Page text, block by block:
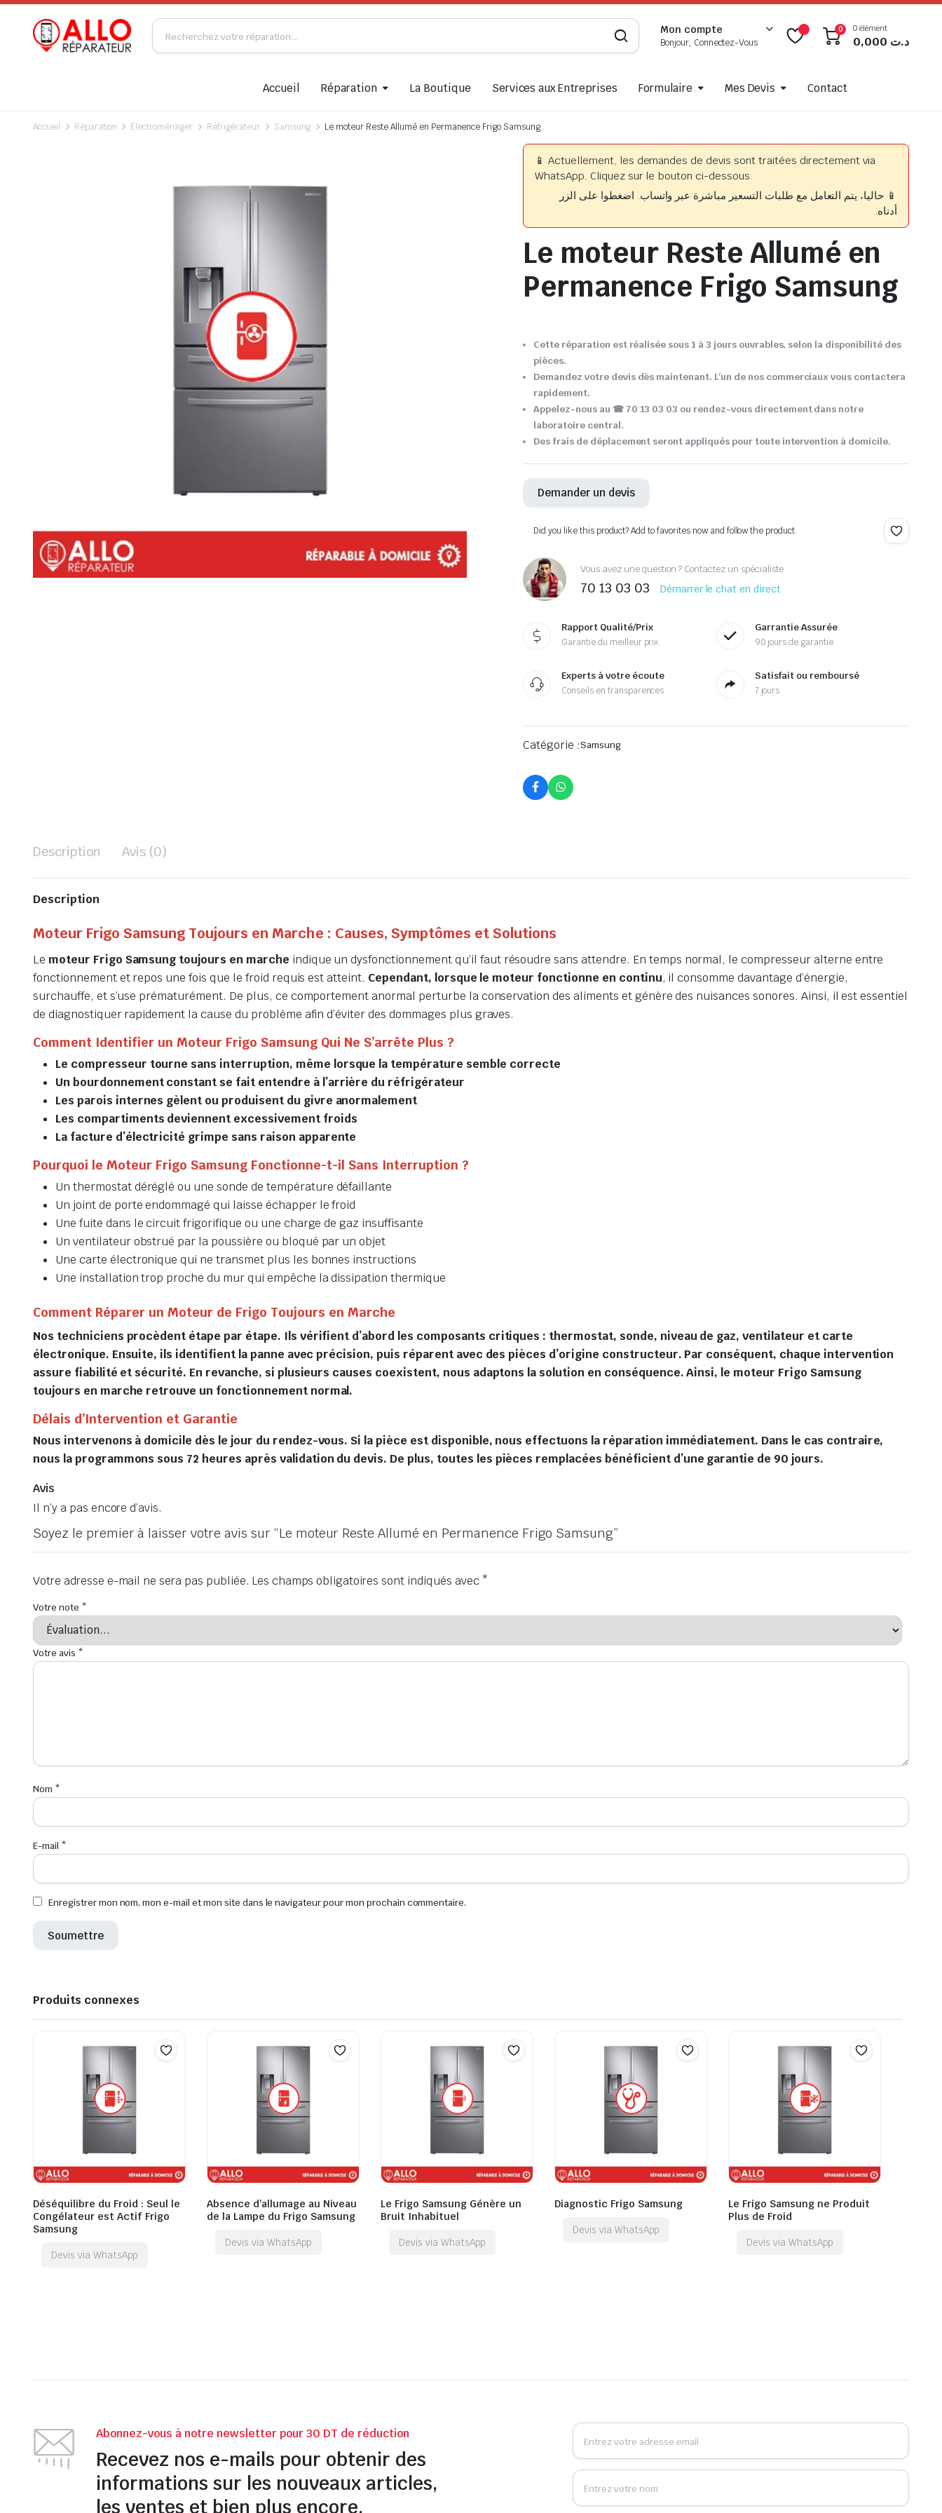
Mon compte
Bonjour, Connectez-Vous
0 0 élément
د.ت
Accueil Réparation La Boutique Services aux Entreprises Formulaire Mes Devis Contact
Accueil Réparation Électroménager Réfrigérateur Samsung Le moteur Reste Allumé en Permanence Frigo Samsung
📱 Actuellement, les demandes de devis sont traitées directement via
WhatsApp. Cliquez sur le bouton ci-dessous.
📱 حاليا، يتم التعامل مع طلبات التسعير مباشرة عبر واتساب. اضغطوا على الزر
أدناه.
Le moteur Reste Allumé en
Permanence Frigo Samsung
Cette réparation est réalisée sous 1 à 3 jours ouvrables, selon la disponibilité des
pièces.
Demandez votre devis dès maintenant. L’un de nos commerciaux vous contactera
rapidement.
Appelez-nous au ☎ 70 13 03 03 ou rendez-vous directement dans notre
laboratoire central.
Des frais de déplacement seront appliqués pour toute intervention à domicile.
Demander un devis
Did you like this product? Add to favorites now and follow the product.
Vous avez une question ? Contactez un spécialiste
70 13 03 03 Démarrer le chat en direct
Rapport Qualité/Prix
Garantie du meilleur prix
Garrantie Assurée
90 jours de garantie
Experts à votre écoute
Conseils en transparences
Satisfait ou remboursé
7 jours
Catégorie :Samsung
Description Avis (0)
Description
Moteur Frigo Samsung Toujours en Marche : Causes, Symptômes et Solutions
Le moteur Frigo Samsung toujours en marche indique un dysfonctionnement qu’il faut résoudre sans attendre. En temps normal, le compresseur alterne entre
fonctionnement et repos une fois que le froid requis est atteint. Cependant, lorsque le moteur fonctionne en continu, il consomme davantage d’énergie,
surchauffe, et s’use prématurément. De plus, ce comportement anormal perturbe la conservation des aliments et génère des nuisances sonores. Ainsi, il est essentiel
de diagnostiquer rapidement la cause du problème afin d’éviter des dommages plus graves.
Comment Identifier un Moteur Frigo Samsung Qui Ne S’arrête Plus ?
Le compresseur tourne sans interruption, même lorsque la température semble correcte
Un bourdonnement constant se fait entendre à l’arrière du réfrigérateur
Les parois internes gèlent ou produisent du givre anormalement
Les compartiments deviennent excessivement froids
La facture d’électricité grimpe sans raison apparente
Pourquoi le Moteur Frigo Samsung Fonctionne-t-il Sans Interruption ?
Un thermostat déréglé ou une sonde de température défaillante
Un joint de porte endommagé qui laisse échapper le froid
Une fuite dans le circuit frigorifique ou une charge de gaz insuffisante
Un ventilateur obstrué par la poussière ou bloqué par un objet
Une carte électronique qui ne transmet plus les bonnes instructions
Une installation trop proche du mur qui empêche la dissipation thermique
Comment Réparer un Moteur de Frigo Toujours en Marche
Nos techniciens procèdent étape par étape. Ils vérifient d’abord les composants critiques : thermostat, sonde, niveau de gaz, ventilateur et carte
électronique. Ensuite, ils identifient la panne avec précision, puis réparent avec des pièces d’origine constructeur. Par conséquent, chaque intervention
assure fiabilité et sécurité. En revanche, si plusieurs causes coexistent, nous adaptons la solution en conséquence. Ainsi, le moteur Frigo Samsung
toujours en marche retrouve un fonctionnement normal.
Délais d’Intervention et Garantie
Nous intervenons à domicile dès le jour du rendez-vous. Si la pièce est disponible, nous effectuons la réparation immédiatement. Dans le cas contraire,
nous la programmons sous 72 heures après validation du devis. De plus, toutes les pièces remplacées bénéficient d’une garantie de 90 jours.
Avis
Il n’y a pas encore d’avis.
Soyez le premier à laisser votre avis sur “Le moteur Reste Allumé en Permanence Frigo Samsung”
Votre adresse e-mail ne sera pas publiée. Les champs obligatoires sont indiqués avec*
Votre note *
Votre avis *
Nom *
E-mail *
Enregistrer mon nom, mon e-mail et mon site dans le navigateur pour mon prochain commentaire.
Produits connexes
Déséquilibre du Froid : Seul le
Congélateur est Actif Frigo
Samsung
Devis via WhatsApp
Absence d’allumage au Niveau
de la Lampe du Frigo Samsung
Devis via WhatsApp
Le Frigo Samsung Génère un
Bruit Inhabituel
Devis via WhatsApp
Diagnostic Frigo Samsung
Devis via WhatsApp
Le Frigo Samsung ne Produit
Plus de Froid
Devis via WhatsApp
Abonnez-vous à notre newsletter pour 30 DT de réduction
Recevez nos e-mails pour obtenir des
informations sur les nouveaux articles,
les ventes et bien plus encore.